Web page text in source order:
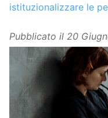
istituzionalizzare le
Pubblicato il 20